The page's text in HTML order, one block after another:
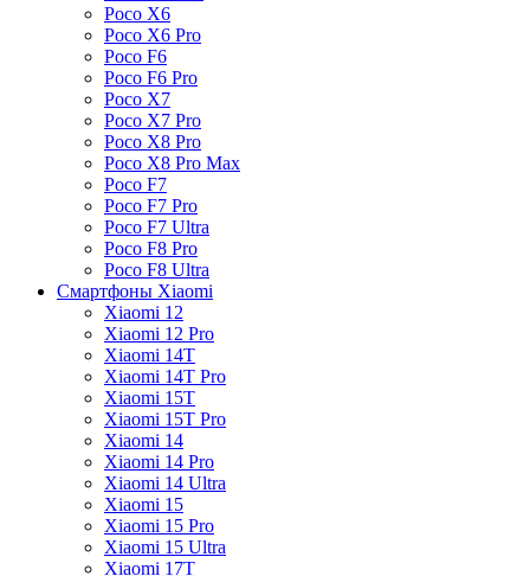
Poco X6
Poco X6 Pro
Poco F6
Poco F6 Pro
Poco X7
Poco X7 Pro
Poco X8 Pro
Poco X8 Pro Max
Poco F7
Poco F7 Pro
Poco F7 Ultra
Poco F8 Pro
Poco F8 Ultra
Смартфоны Xiaomi
Xiaomi 12
Xiaomi 12 Pro
Xiaomi 14T
Xiaomi 14T Pro
Xiaomi 15T
Xiaomi 15T Pro
Xiaomi 14
Xiaomi 14 Pro
Xiaomi 14 Ultra
Xiaomi 15
Xiaomi 15 Pro
Xiaomi 15 Ultra
Xiaomi 17T